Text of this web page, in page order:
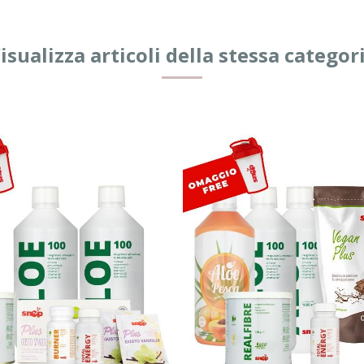
articoli della stessa